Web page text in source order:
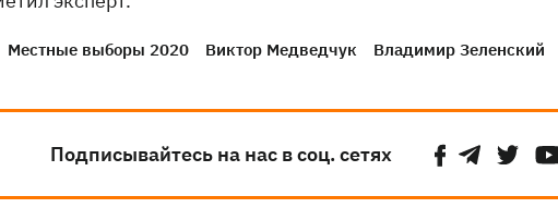
Местные выборы 2020 Виктор Медведчук Владимир Зеленский
Подписывайтесь на нас в соц. сетях